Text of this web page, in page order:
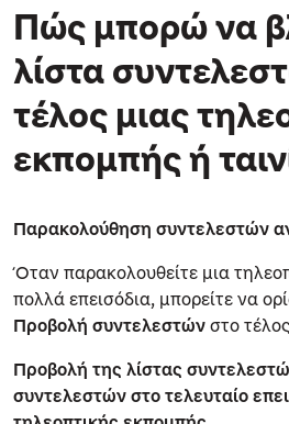
Πώς μπορώ να
λίστα
τέλος μιας
εκπομπής ή
Παρακολούθηση συντελεστών
Όταν παρακολουθείτε μια
πολλά επεισόδια, μπορείτε να
Προβολή συντελεστών στο
Προβολή της λίστας
συντελεστών στο τελευταίο